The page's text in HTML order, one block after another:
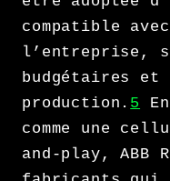
compatible
l’entreprise,
budgétaires et
production. 5
comme une
and-play, ABB